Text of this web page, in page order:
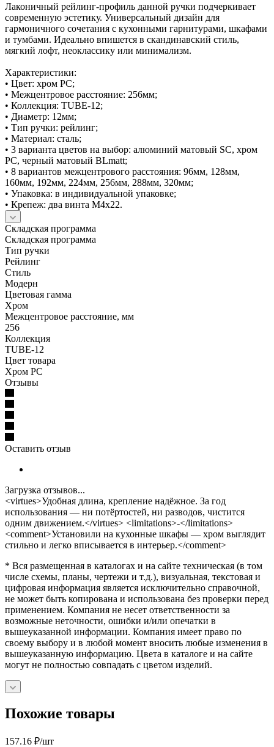
Лаконичный рейлинг-профиль данной ручки подчеркивает
современную эстетику. Универсальный дизайн для
гармоничного сочетания с кухонными гарнитурами, шкафами
и тумбами. Идеально впишется в скандинавский стиль,
мягкий лофт, неоклассику или минимализм.
Характеристики:
• Цвет: хром PC;
• Межцентровое расстояние: 256мм;
• Коллекция: TUBE-12;
• Диаметр: 12мм;
• Тип ручки: рейлинг;
• Материал: сталь;
• 3 варианта цветов на выбор: алюминий матовый SC, хром
PC, черный матовый BLmatt;
• 8 вариантов межцентрового расстояния: 96мм, 128мм,
160мм, 192мм, 224мм, 256мм, 288мм, 320мм;
• Упаковка: в индивидуальной упаковке;
• Крепеж: два винта М4х22.
Складская программа
Складская программа
Тип ручки
Рейлинг
Стиль
Модерн
Цветовая гамма
Хром
Межцентровое расстояние, мм
256
Коллекция
TUBE-12
Цвет товара
Хром PC
Отзывы
Оставить отзыв
Загрузка отзывов...
<virtues>Удобная длина, крепление надёжное. За год
использования — ни потёртостей, ни разводов, чистится
одним движением.</virtues> <limitations>-</limitations>
<comment>Установили на кухонные шкафы — хром выглядит
стильно и легко вписывается в интерьер.</comment>
* Вся размещенная в каталогах и на сайте техническая (в том
числе схемы, планы, чертежи и т.д.), визуальная, текстовая и
цифровая информация является исключительно справочной,
не может быть копирована и использована без проверки перед
применением. Компания не несет ответственности за
возможные неточности, ошибки и/или опечатки в
вышеуказанной информации. Компания имеет право по
своему выбору и в любой момент вносить любые изменения в
вышеуказанную информацию. Цвета в каталоге и на сайте
могут не полностью совпадать с цветом изделий.
Похожие товары
157.16 ₽/шт